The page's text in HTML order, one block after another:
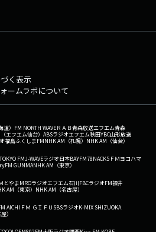
く表示
ームラボについて
） FM NORTH WAVEＲＡＢ青森放送エフエム青森
エフエム仙台） ABSラジオエフエム秋田YBC山形放送
福島ふくしまFMNHK AM（札幌） NHK AM（仙台）
TOKYO FMJ-WAVEラジオ日本BAYFM78NACK5 ＦＭヨコハマ
FM GUNMANHK AM（東京）
とやまMROラジオエフエム石川FBCラジオFM福井
AM（東京） NHK AM（名古屋）
AICHI ＦＭ ＧＩＦＵ SBSラジオK-MIX SHIZUOKA
）